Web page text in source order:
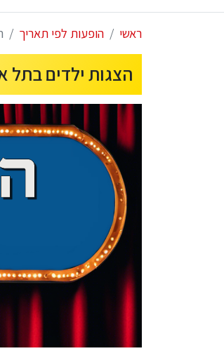
ראשי הופעות לפי תאריך
הצגות ילדים בתל אביב 2026 - כרטיסים והנחות